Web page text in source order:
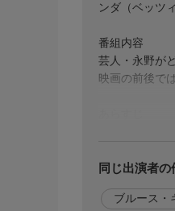
ンダ（ベッツ
番組内容
芸人・永野が
映画の前後で
霊を蘇らせて
ラッターブ
同じ出演者
ブルース・